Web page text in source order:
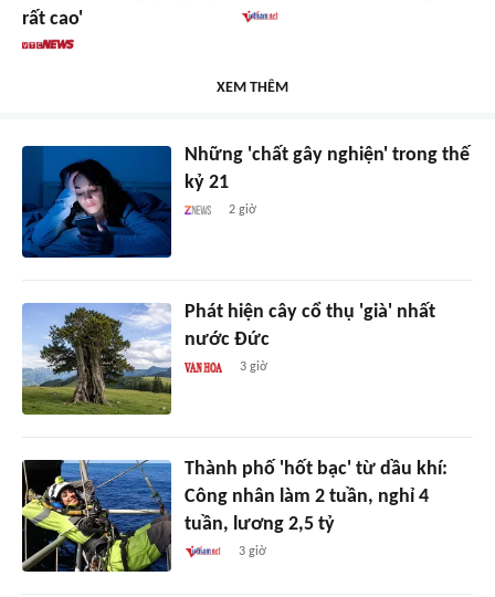
rất cao'
XEM THÊM
Những 'chất gây nghiện' trong thế
kỷ 21
2 giờ
Phát hiện cây cổ thụ 'già' nhất
nước Đức
3 giờ
Thành phố 'hốt bạc' từ dầu khí:
Công nhân làm 2 tuần, nghỉ 4
tuần, lương 2,5 tỷ
3 giờ